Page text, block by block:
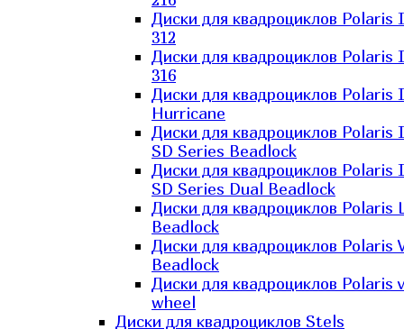
Диски для квадроциклов Polaris
312
Диски для квадроциклов Polaris
316
Диски для квадроциклов Polaris
Hurricane
Диски для квадроциклов Polaris
SD Series Beadlock
Диски для квадроциклов Polaris
SD Series Dual Beadlock
Диски для квадроциклов Polaris
Beadlock
Диски для квадроциклов Polaris
Beadlock
Диски для квадроциклов Polaris
wheel
Диски для квадроциклов Stels